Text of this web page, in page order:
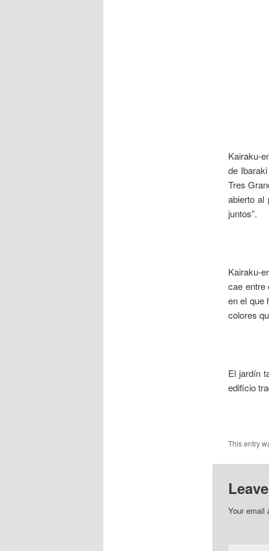
Kairaku-
de
Tres
abierto al
juntos”.
Kairaku-
cae entre
en el que
colores
El jardín
edificio
This entry
Your email